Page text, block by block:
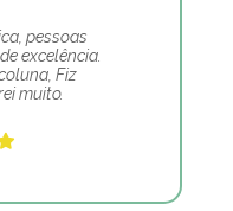
pessoas
excelência.
Fiz
muito.